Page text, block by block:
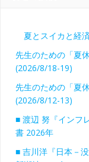
夏とスイカと
先生のための「夏
(2026/8/18-19)
先生のための「夏
(2026/8/12-13)
■ 渡辺 努『インフ
書 2026年
■ 吉川洋『日本－